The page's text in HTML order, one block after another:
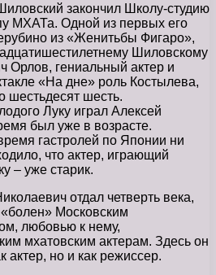
закончил Школу-студию
МХАТа. Одной из первых его
из «Женитьбы Фигаро»,
Шиловскому
Орлов, гениальный актер и
«На дне» роль Костылева,
шестьдесят шесть.
Луку играл Алексей
был уже в возрасте.
гастролей по Японии ни
что актер, играющий
– уже старик.
отдал четверть века,
Московским
любовью к нему,
мхатовским актерам. Здесь он
актер, но и как режиссер.